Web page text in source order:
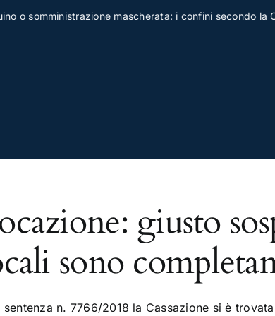
o somministrazione mascherata: i confini secondo la
giusto
sono
sentenza n. 7766/2018 la Cassazione si è